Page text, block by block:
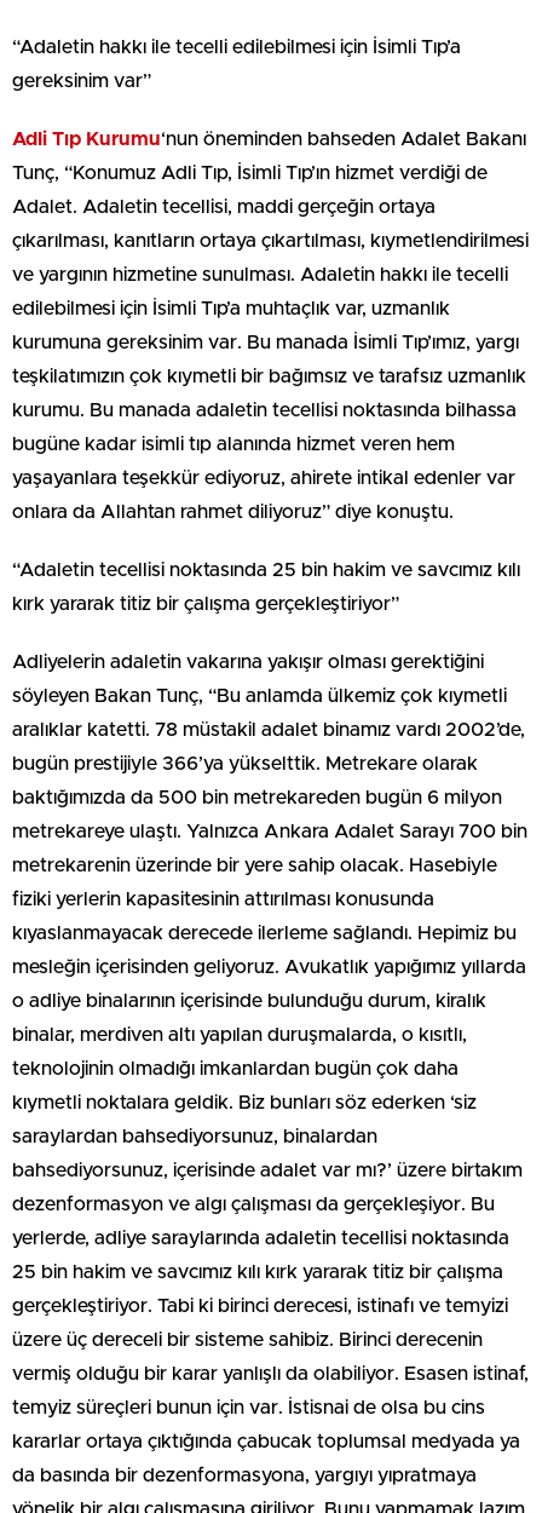
“Adaletin hakkı ile tecelli edilebilmesi için İsimli Tıp’a
gereksinim var”
Adli Tıp Kurumu‘nun öneminden bahseden Adalet Bakanı
Tunç, “Konumuz Adli Tıp, İsimli Tıp’ın hizmet verdiği de
Adalet. Adaletin tecellisi, maddi gerçeğin ortaya
çıkarılması, kanıtların ortaya çıkartılması, kıymetlendirilmesi
ve yargının hizmetine sunulması. Adaletin hakkı ile tecelli
edilebilmesi için İsimli Tıp’a muhtaçlık var, uzmanlık
kurumuna gereksinim var. Bu manada İsimli Tıp’ımız, yargı
teşkilatımızın çok kıymetli bir bağımsız ve tarafsız uzmanlık
kurumu. Bu manada adaletin tecellisi noktasında bilhassa
bugüne kadar isimli tıp alanında hizmet veren hem
yaşayanlara teşekkür ediyoruz, ahirete intikal edenler var
onlara da Allahtan rahmet diliyoruz” diye konuştu.
“Adaletin tecellisi noktasında 25 bin hakim ve savcımız kılı
kırk yararak titiz bir çalışma gerçekleştiriyor”
Adliyelerin adaletin vakarına yakışır olması gerektiğini
söyleyen Bakan Tunç, “Bu anlamda ülkemiz çok kıymetli
aralıklar katetti. 78 müstakil adalet binamız vardı 2002’de,
bugün prestijiyle 366’ya yükselttik. Metrekare olarak
baktığımızda da 500 bin metrekareden bugün 6 milyon
metrekareye ulaştı. Yalnızca Ankara Adalet Sarayı 700 bin
metrekarenin üzerinde bir yere sahip olacak. Hasebiyle
fiziki yerlerin kapasitesinin attırılması konusunda
kıyaslanmayacak derecede ilerleme sağlandı. Hepimiz bu
mesleğin içerisinden geliyoruz. Avukatlık yapığımız yıllarda
o adliye binalarının içerisinde bulunduğu durum, kiralık
binalar, merdiven altı yapılan duruşmalarda, o kısıtlı,
teknolojinin olmadığı imkanlardan bugün çok daha
kıymetli noktalara geldik. Biz bunları söz ederken ‘siz
saraylardan bahsediyorsunuz, binalardan
bahsediyorsunuz, içerisinde adalet var mı?’ üzere birtakım
dezenformasyon ve algı çalışması da gerçekleşiyor. Bu
yerlerde, adliye saraylarında adaletin tecellisi noktasında
25 bin hakim ve savcımız kılı kırk yararak titiz bir çalışma
gerçekleştiriyor. Tabi ki birinci derecesi, istinafı ve temyizi
üzere üç dereceli bir sisteme sahibiz. Birinci derecenin
vermiş olduğu bir karar yanlışlı da olabiliyor. Esasen istinaf,
temyiz süreçleri bunun için var. İstisnai de olsa bu cins
kararlar ortaya çıktığında çabucak toplumsal medyada ya
da basında bir dezenformasyona, yargıyı yıpratmaya